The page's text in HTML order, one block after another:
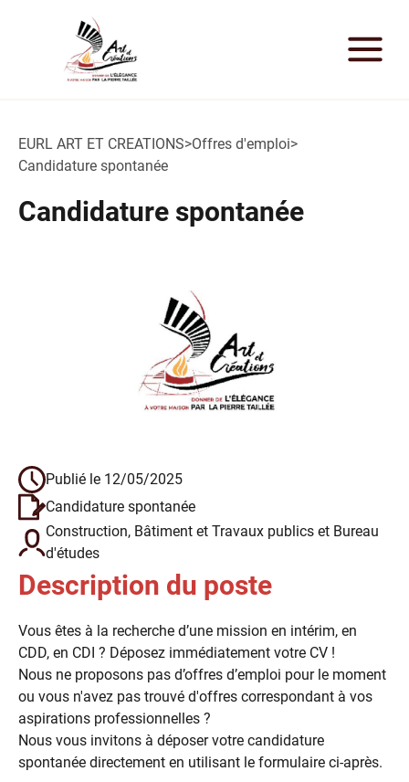
EURL ART ET CREATIONS>Offres d'emploi>
Candidature spontanée
Candidature spontanée
Publié le 12/05/2025
Candidature spontanée
Construction, Bâtiment et Travaux publics et Bureau
d'études
Description du poste
Vous êtes à la recherche d’une mission en intérim, en
CDD, en CDI ? Déposez immédiatement votre CV !
Nous ne proposons pas d’offres d’emploi pour le moment
ou vous n'avez pas trouvé d'offres correspondant à vos
aspirations professionnelles ?
Nous vous invitons à déposer votre candidature
spontanée directement en utilisant le formulaire ci-après.